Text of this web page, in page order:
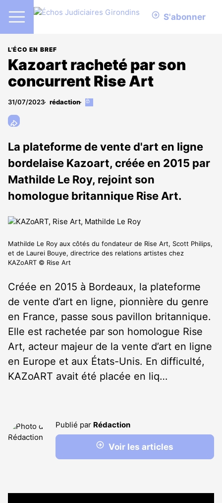
S'abonner
L'ÉCO EN BREF
Kazoart racheté par son
concurrent Rise Art
31/07/2023 rédaction
Cet
abonnés
La plateforme de vente d'art en ligne
bordelaise Kazoart, créée en 2015 par
Mathilde Le Roy, rejoint son
homologue britannique Rise Art.
Mathilde Le Roy aux côtés du fondateur de Rise Art, Scott Philips,
et de Laurei Bouye, directrice des relations artistes chez
KAZoART © Rise Art
Créée en 2015 à Bordeaux, la plateforme
de vente d’art en ligne, pionnière du genre
en France, passe sous pavillon britannique.
Elle est rachetée par son homologue Rise
Art, acteur majeur de la vente d’art en ligne
en Europe et aux États-Unis. En difficulté,
KAZoART avait été placée en liq…
Publié par Rédaction
Voir les articles